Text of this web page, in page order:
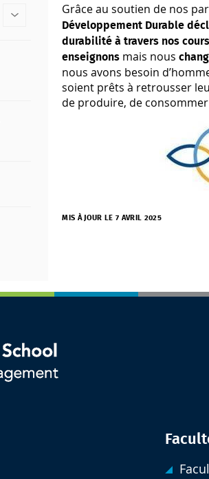
Grâce au soutien de nos
Développement Durable
durabilité à travers nos
enseignons mais nous
nous avons besoin
soient prêts à retrousser
de produire, de
MIS À JOUR LE 7 AVRIL 2025